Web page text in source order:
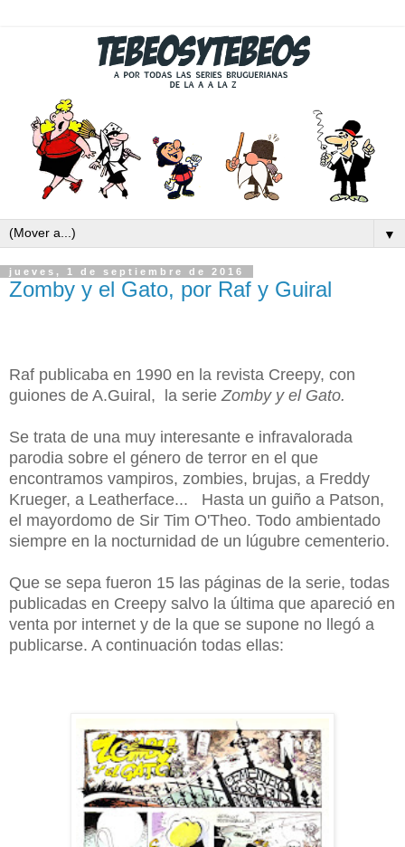
▼
jueves, 1 de septiembre de 2016
Zomby y el Gato, por Raf y Guiral
Raf publicaba en 1990 en la revista Creepy, con
guiones de A.Guiral, la serieZomby y el Gato.
Se trata de una muy interesante e infravalorada
parodia sobre el género de terror en el que
encontramos vampiros, zombies, brujas, a Freddy
Krueger, a Leatherface... Hasta un guiño a Patson,
el mayordomo de Sir Tim O'Theo. Todo ambientado
siempre en la nocturnidad de un lúgubre cementerio.
Que se sepa fueron 15 las páginas de la serie, todas
publicadas en Creepy salvo la última que apareció en
venta por internet y de la que se supone no llegó a
publicarse. A continuación todas ellas: